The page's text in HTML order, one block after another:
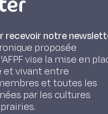
T., HÜE T., FRADIN
Fourrages 249, 77-
recevoir notre
proposée
vise la mise en
et vivant entre
et toutes les
par les cultures